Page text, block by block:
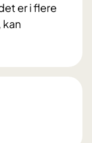
er i flere
kan